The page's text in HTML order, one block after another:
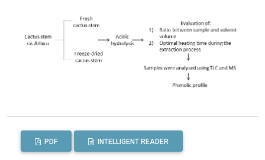
PDF INTELLIGENT READER